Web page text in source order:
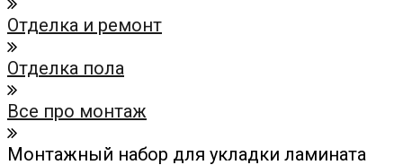
Отделка и ремонт
Отделка пола
Все про монтаж
Монтажный набор для укладки ламината